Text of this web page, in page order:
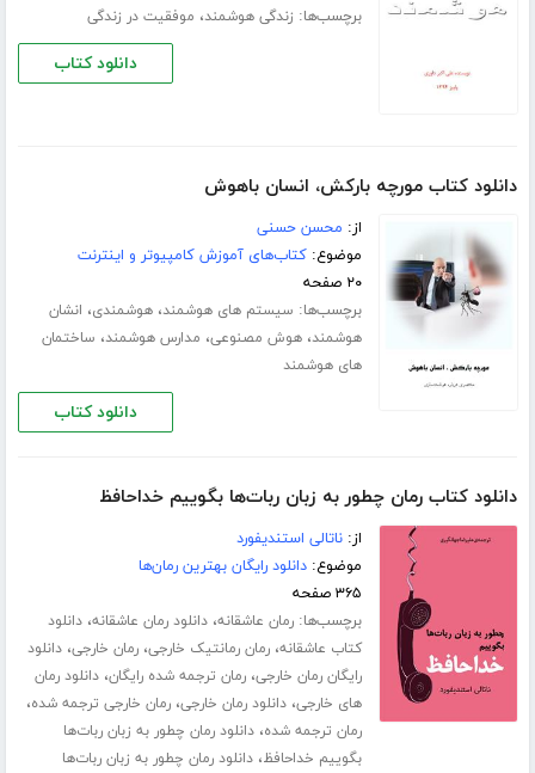
برچسب‌ها: زندگی هوشمند، موفقیت در زندگی
دانلود کتاب
دانلود کتاب مورچه بارکش، انسان باهوش
از: محسن حسنی
موضوع:کتاب‌های آموزش کامپیوتر و اینترنت
۲۰ صفحه
برچسب‌ها: سیستم های هوشمند،هوشمندی، انشان
هوشمند،هوش مصنوعی، مدارس هوشمند، ساختمان
های هوشمند
دانلود کتاب
دانلود کتاب رمان چطور به زبان ربات‌ها بگوییم خداحافظ
از:ناتالی استندیفورد
موضوع:دانلود رایگان بهترین رمان‌ها
۳۶۵ صفحه
برچسب‌ها:رمان عاشقانه،دانلود رمان عاشقانه،دانلود
کتاب عاشقانه،رمان رمانتیک خارجی،رمان خارجی،دانلود
رایگان رمان خارجی،رمان ترجمه شده رایگان،دانلود رمان
های خارجی،دانلود رمان خارجی،رمان خارجی ترجمه شده،
رمان ترجمه شده،دانلود رمان چطور به زبان ربات‌ها
بگوییم خداحافظ،دانلود رمان چطور به زبان ربات‌ها